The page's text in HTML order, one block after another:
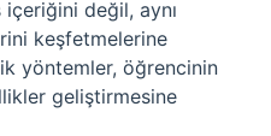
değil, aynı
keşfetmelerine
yöntemler, öğrencinin
geliştirmesine